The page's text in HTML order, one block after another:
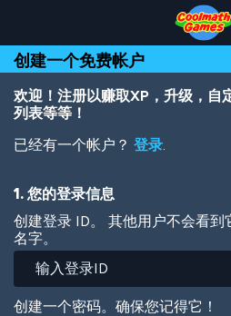
Top
of
Page
Navigation
Main
Content
Footer
到
主
要
内
容
创建一个免费帐户
欢迎！注册以赚取XP，升级，自
列表等等！
已经有一个帐户？ 登录.
1. 您的登录信息
创建登录 ID。 其他用户不会看到
名字。
创建一个密码。确保您记得它！